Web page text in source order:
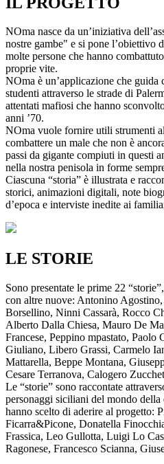
NOma nasce da un’iniziativa
nostre gambe" e si pone l’obiettivo
molte persone che hanno
proprie vite.
NOma è un’applicazione che
studenti attraverso le strade di
attentati mafiosi che hanno
anni ’70.
NOma vuole fornire utili strumenti
combattere un male che non è
passi da gigante compiuti in questi
nella nostra penisola in forme
Ciascuna “storia” è illustrata e
storici, animazioni digitali, note
d’epoca e interviste inedite ai
LE STORIE
Sono presentate le prime 22
con altre nuove: Antonino
Borsellino, Ninni Cassarà, Rocco
Alberto Dalla Chiesa, Mauro De
Francese, Peppino mpastato,
Giuliano, Libero Grassi, Carmelo
Mattarella, Beppe Montana,
Cesare Terranova, Calogero
Le “storie” sono raccontate
personaggi siciliani del mondo
hanno scelto di aderire al progetto:
Ficarra&Picone, Donatella
Frassica, Leo Gullotta, Luigi Lo
Ragonese, Francesco Scianna,